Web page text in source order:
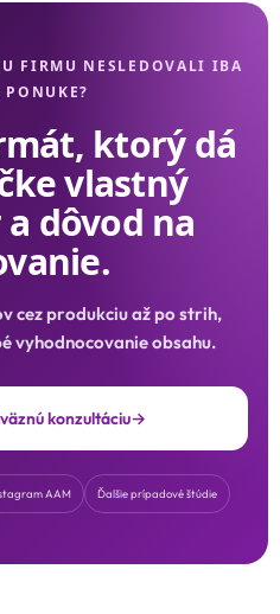
FIRMU NESLEDOVALI IBA
ktorý dá
vlastný
dôvod na
cez produkciu až po strih,
vyhodnocovanie obsahu.
konzultáciu→
AAM Ďalšie prípadové štúdie